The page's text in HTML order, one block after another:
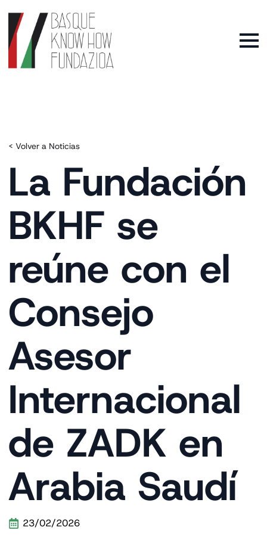
< Volver a Noticias
La Fundación
BKHF se
reúne con el
Consejo
Asesor
Internacional
de ZADK en
Arabia Saudí
23/02/2026